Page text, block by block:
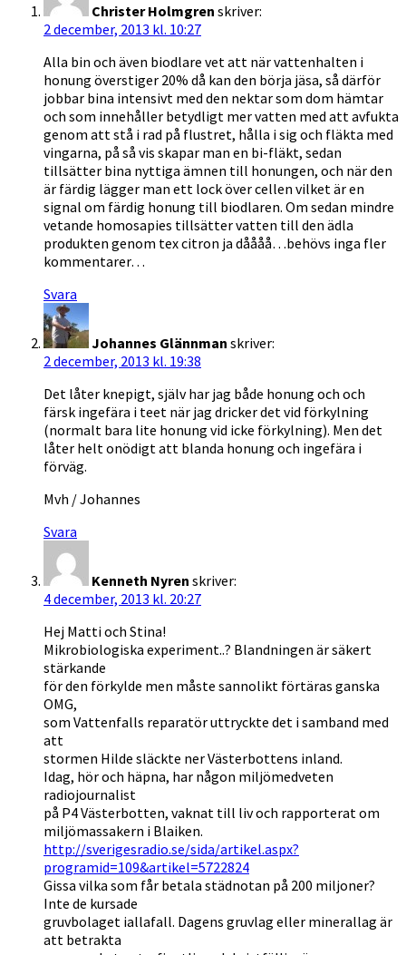
Christer Holmgren skriver:
2 december, 2013 kl. 10:27
Alla bin och även biodlare vet att när vattenhalten i
honung överstiger 20% då kan den börja jäsa, så därför
jobbar bina intensivt med den nektar som dom hämtar
och som innehåller betydligt mer vatten med att avfukta
genom att stå i rad på flustret, hålla i sig och fläkta med
vingarna, på så vis skapar man en bi-fläkt, sedan
tillsätter bina nyttiga ämnen till honungen, och när den
är färdig lägger man ett lock över cellen vilket är en
signal om färdig honung till biodlaren. Om sedan mindre
vetande homosapies tillsätter vatten till den ädla
produkten genom tex citron ja dåååå…behövs inga fler
kommentarer…
Svara
Johannes Glännman skriver:
2 december, 2013 kl. 19:38
Det låter knepigt, själv har jag både honung och och
färsk ingefära i teet när jag dricker det vid förkylning
(normalt bara lite honung vid icke förkylning). Men det
låter helt onödigt att blanda honung och ingefära i
förväg.
Mvh / Johannes
Svara
Kenneth Nyren skriver:
4 december, 2013 kl. 20:27
Hej Matti och Stina!
Mikrobiologiska experiment..? Blandningen är säkert
stärkande
för den förkylde men måste sannolikt förtäras ganska
OMG,
som Vattenfalls reparatör uttryckte det i samband med
att
stormen Hilde släckte ner Västerbottens inland.
Idag, hör och häpna, har någon miljömedveten
radiojournalist
på P4 Västerbotten, vaknat till liv och rapporterat om
miljömassakern i Blaiken.
http://sverigesradio.se/sida/artikel.aspx?
programid=109&artikel=5722824
Gissa vilka som får betala städnotan på 200 miljoner?
Inte de kursade
gruvbolaget iallafall. Dagens gruvlag eller minerallag är
att betrakta